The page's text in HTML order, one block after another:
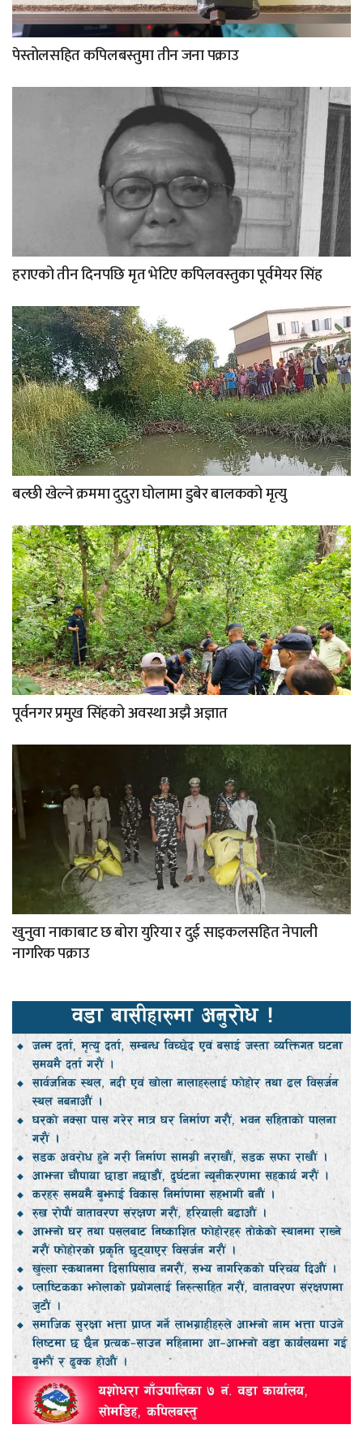
पेस्तोलसहित कपिलबस्तुमा तीन जना पक्राउ
हराएको तीन दिनपछि मृत भेटिए कपिलवस्तुका पूर्वमेयर सिंह
बल्छी खेल्ने क्रममा दुदुरा घोलामा डुबेर बालकको मृत्यु
पूर्वनगर प्रमुख सिंहको अवस्था अझै अज्ञात
खुनुवा नाकाबाट छ बोरा युरिया र दुई साइकलसहित नेपाली
नागरिक पक्राउ